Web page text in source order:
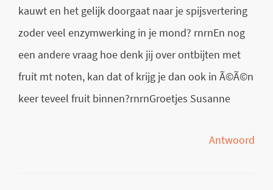
kauwt en het gelijk doorgaat naar je spijsvertering
zoder veel enzymwerking in je mond? rnrnEn nog
een andere vraag hoe denk jij over ontbijten met
fruit mt noten, kan dat of krijg je dan ook in Ã©Ã©n
keer teveel fruit binnen?rnrnGroetjes Susanne
Antwoord